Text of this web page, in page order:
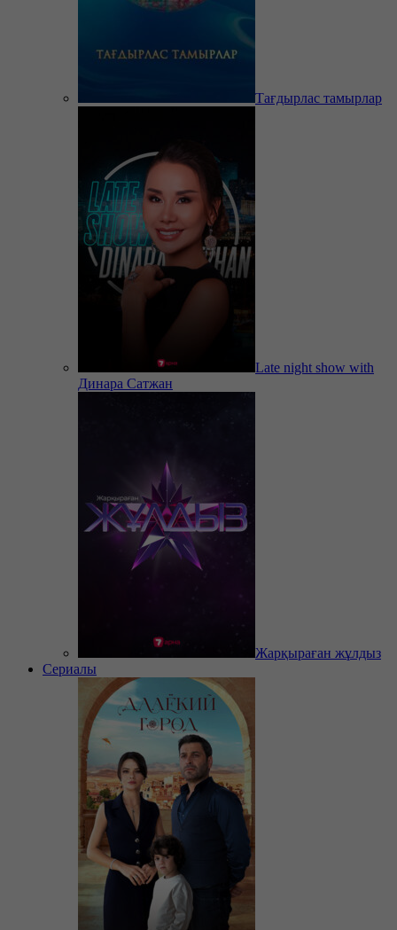
Тағдырлас тамырлар
Late night show with
Динара Сатжан
Жарқыраған жұлдыз
Сериалы